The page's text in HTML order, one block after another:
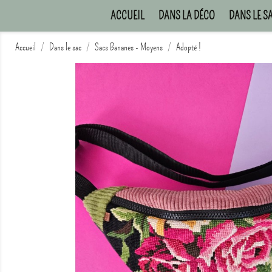
ACCUEIL DANS LA DÉCO DANS LE
Accueil Dans le sac Sacs Bananes - Moyens Adopté !